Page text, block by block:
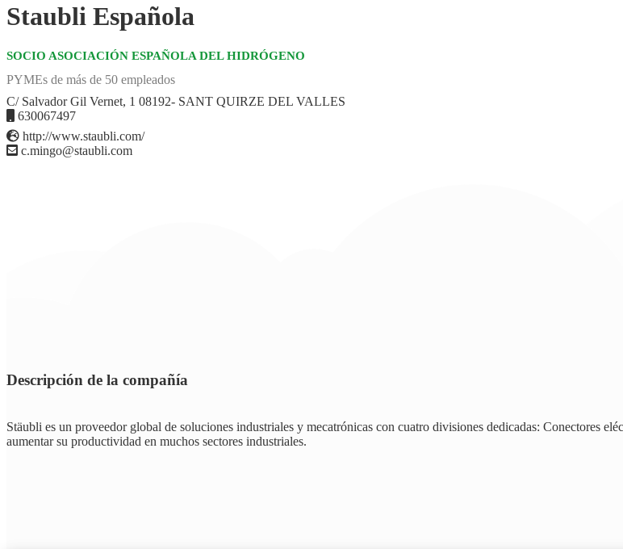
Staubli Española
SOCIO ASOCIACIÓN ESPAÑOLA DEL HIDRÓGENO
PYMEs de más de 50 empleados
C/ Salvador Gil Vernet, 1 08192- SANT QUIRZE DEL VALLES
630067497
http://www.staubli.com/
c.mingo@staubli.com
Descripción de la compañía
Stäubli es un proveedor global de soluciones industriales y mecatrónicas con cuatro divisiones dedicadas: Conectores
aumentar su productividad en muchos sectores industriales.